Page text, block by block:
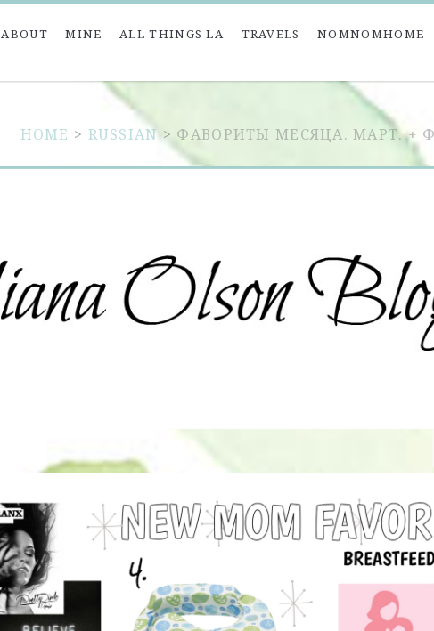
ABOUT MINE ALL THINGS LA TRAVELS NOMNOMHOME
HOME > RUSSIAN> ФАВОРИТЫ МЕСЯЦА. МАРТ.